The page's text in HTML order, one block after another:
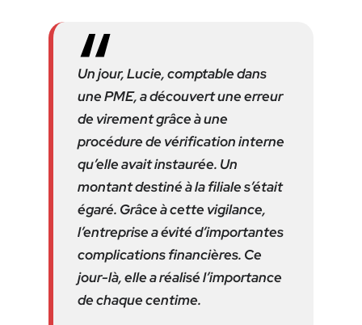
Un jour, Lucie, comptable dans
une PME, a découvert une erreur
de virement grâce à une
procédure de vérification interne
qu’elle avait instaurée. Un
montant destiné à la filiale s’était
égaré. Grâce à cette vigilance,
l’entreprise a évité d’importantes
complications financières. Ce
jour-là, elle a réalisé l’importance
de chaque centime.